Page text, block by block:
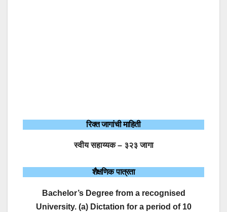
रिक्त जागांची माहिती
स्वीय सहाय्यक – ३२३ जागा
शैक्षणिक पात्रता
Bachelor’s Degree from a recognised
University. (a) Dictation for a period of 10